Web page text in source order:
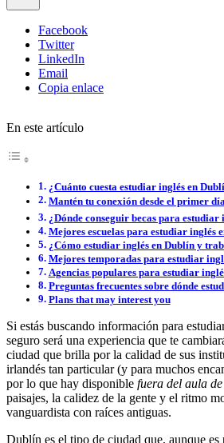
Facebook
Twitter
LinkedIn
Email
Copia enlace
En este artículo
¿Cuánto cuesta estudiar inglés en
Mantén tu conexión desde el primer
¿Dónde conseguir becas para estudiar
Mejores escuelas para estudiar inglés
¿Cómo estudiar inglés en Dublín y
Mejores temporadas para estudiar
Agencias populares para estudiar
Preguntas frecuentes sobre dónde
Plans that may interest you
Si estás buscando información para
seguro será una experiencia que te
ciudad que brilla por la calidad de sus
irlandés tan particular (y para muchos
por lo que hay disponible fuera del aula
paisajes, la calidez de la gente y el ritmo
vanguardista con raíces antiguas.
Dublín es el tipo de ciudad que, aunque es